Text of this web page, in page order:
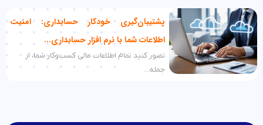
پشتیبان‌گیری خودکار حسابداری: امنیت
اطلاعات شما با نرم افزار حسابداری...
تصور کنید تمام اطلاعات مالی کسب‌وکار شما، از
جمله...